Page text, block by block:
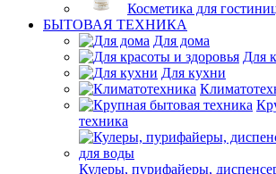
Косметика для
БЫТОВАЯ ТЕХНИКА
Для дома
Для
Для кухни
техника
Кулеры, пурифайеры,